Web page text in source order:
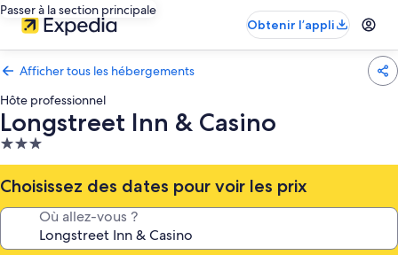
Passer à la section principale
Obtenir l’appli
Afficher tous les hébergements
Hôte professionnel
Longstreet Inn & Casino
Hébergement
3.0 étoiles
Choisissez des dates pour voir les prix
Où allez-vous ?